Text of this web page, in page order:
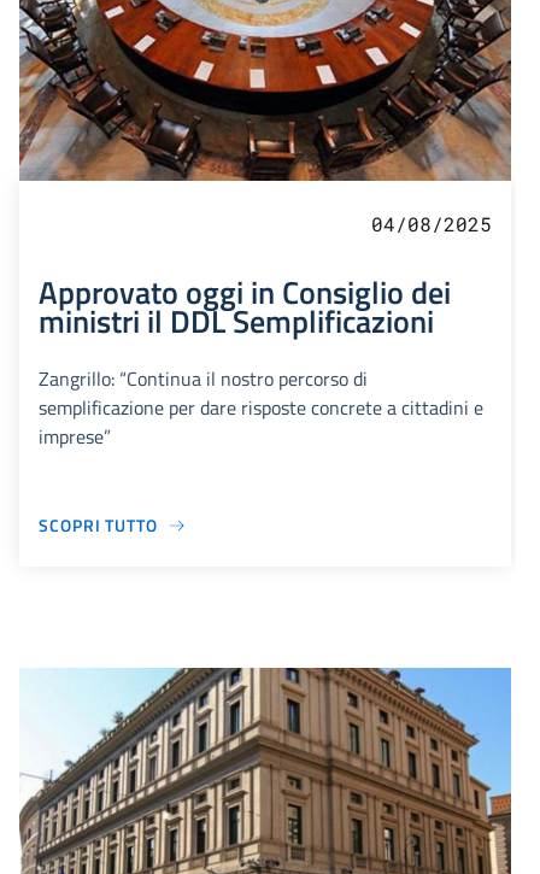
04/08/2025
Approvato oggi in Consiglio dei
ministri il DDL Semplificazioni
Zangrillo: “Continua il nostro percorso di
semplificazione per dare risposte concrete a cittadini e
imprese”
SCOPRI TUTTO